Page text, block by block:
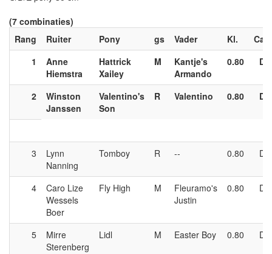
(7 combinaties)
Rang
Ruiter Pony gs Vader Kl.
Cat.
1
Anne
Hiemstra
Hattrick
Xailey
M
Kantje's
Armando
0.80 D
2
Winston
Janssen
Valentino's
Son
R Valentino 0.80 D
3
Lynn
Nanning
Tomboy R -- 0.80 D
4
Caro Lize
Wessels
Boer
Fly High M
Fleuramo's
Justin
0.80 D
5
Mirre
Sterenberg
Lidl M Easter Boy 0.80 D